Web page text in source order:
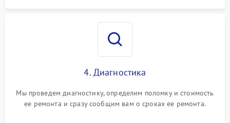
4. Диагностика
Мы проведем диагностику, определим поломку и стоимость
ее ремонта и сразу сообщим вам о сроках ее ремонта.